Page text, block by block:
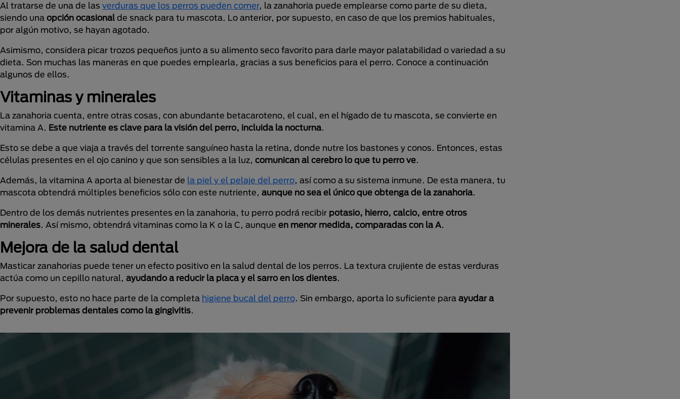
Al tratarse de una de las verduras que los perros pueden comer, la zanahoria puede emplearse como parte de su dieta,
siendo una opción ocasional de snack para tu mascota. Lo anterior, por supuesto, en caso de que los premios habituales,
por algún motivo, se hayan agotado.
Asimismo, considera picar trozos pequeños junto a su alimento seco favorito para darle mayor palatabilidad o variedad a su
dieta. Son muchas las maneras en que puedes emplearla, gracias a sus beneficios para el perro. Conoce a continuación
algunos de ellos.
Vitaminas y minerales
La zanahoria cuenta, entre otras cosas, con abundante betacaroteno, el cual, en el hígado de tu mascota, se convierte en
vitamina A. Este nutriente es clave para la visión del perro, incluida la nocturna.
Esto se debe a que viaja a través del torrente sanguíneo hasta la retina, donde nutre los bastones y conos. Entonces, estas
células presentes en el ojo canino y que son sensibles a la luz, comunican al cerebro lo que tu perro ve.
Además, la vitamina A aporta al bienestar de la piel y el pelaje del perro, así como a su sistema inmune. De esta manera, tu
mascota obtendrá múltiples beneficios sólo con este nutriente, aunque no sea el único que obtenga de la zanahoria.
Dentro de los demás nutrientes presentes en la zanahoria, tu perro podrá recibir potasio, hierro, calcio, entre otros
minerales. Así mismo, obtendrá vitaminas como la K o la C, aunque en menor medida, comparadas con la A.
Mejora de la salud dental
Masticar zanahorias puede tener un efecto positivo en la salud dental de los perros. La textura crujiente de estas verduras
actúa como un cepillo natural, ayudando a reducir la placa y el sarro en los dientes.
Por supuesto, esto no hace parte de la completa higiene bucal del perro. Sin embargo, aporta lo suficiente para ayudar a
prevenir problemas dentales como la gingivitis.